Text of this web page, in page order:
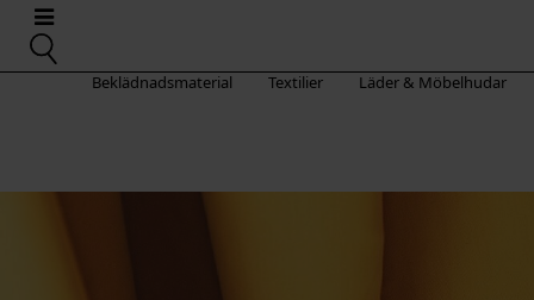
Beklädnadsmaterial Textilier Läder & Möbelhudar